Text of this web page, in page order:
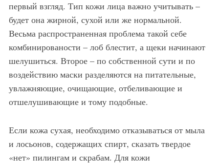
первый взгляд. Тип кожи лица важно учитывать –
будет она жирной, сухой или же нормальной.
Весьма распространенная проблема такой себе
комбинированости – лоб блестит, а щеки начинают
шелушиться. Второе – по собственной сути и по
воздействию маски разделяются на питательные,
увлажняющие, очищающие, отбеливающие и
отшелушивающие и тому подобные.
Если кожа сухая, необходимо отказываться от мыла
и лосьонов, содержащих спирт, сказать твердое
«нет» пилингам и скрабам. Для кожи